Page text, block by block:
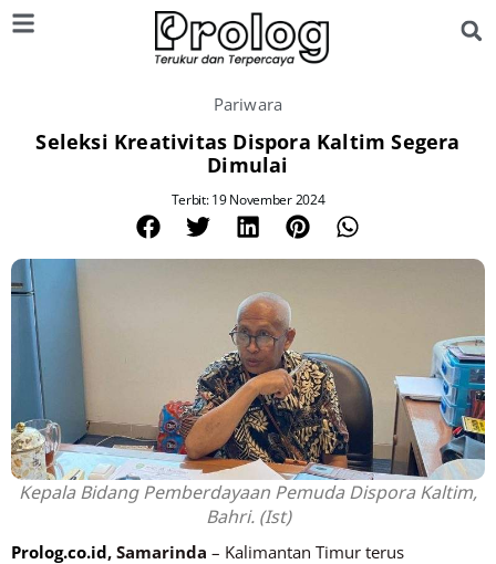
Pariwara
Seleksi Kreativitas Dispora Kaltim Segera
Dimulai
Terbit: 19 November 2024
Kepala Bidang Pemberdayaan Pemuda Dispora Kaltim,
Bahri. (Ist)
Prolog.co.id, Samarinda – Kalimantan Timur terus